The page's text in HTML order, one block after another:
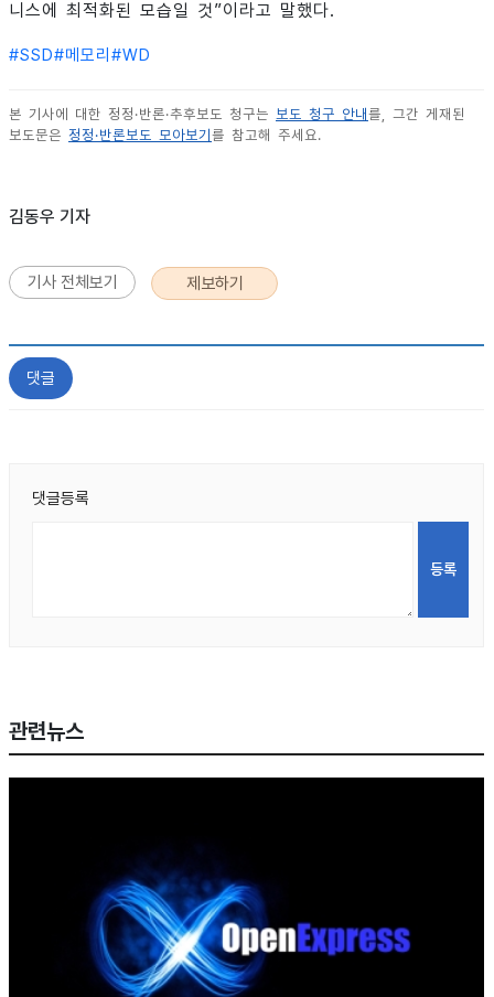
니스에 최적화된 모습일 것”이라고 말했다.
#SSD#메모리 #WD
본 기사에 대한 정정·반론·추후보도 청구는 보도 청구 안내 를, 그간 게재된
보도문은 정정·반론보도 모아보기 를 참고해 주세요.
김동우 기자
기사 전체보기 제보하기
댓글
댓글등록
관련뉴스